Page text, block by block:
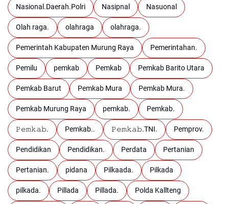
Nasional.Daerah.Polri Nasipnal Nasuonal
Olah raga. olahraga olahraga.
Pemerintah Kabupaten Murung Raya Pemerintahan.
Pemilu pemkab Pemkab Pemkab Barito Utara
Pemkab Barut Pemkab Mura Pemkab Mura.
Pemkab Murung Raya pemkab. Pemkab.
𝙿𝚎𝚖𝚔𝚊𝚋. Pemkab.. 𝙿𝚎𝚖𝚔𝚊𝚋.TNI. Pemprov.
Pendidikan Pendidikan. Perdata Pertanian
Pertanian. pidana Pilkaada. Pilkada
pilkada. Pillada Pillada. Polda Kallteng